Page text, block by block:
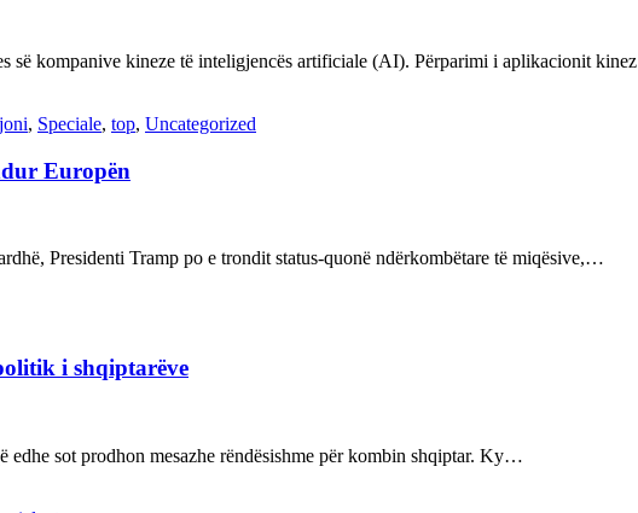
së kompanive kineze të inteligjencës artificiale (AI). Përparimi i aplikacionit
, Speciale, top, Uncategorized
Europën
Presidenti Tramp po e trondit status-quonë ndërkombëtare të miqësive,…
i shqiptarëve
sot prodhon mesazhe rëndësishme për kombin shqiptar. Ky…